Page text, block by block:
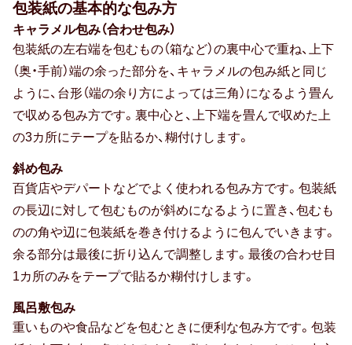
長寿祝い
百寿
卒寿祝い
白寿祝い
古希祝い
喜寿祝い
米寿祝い
厄払い・厄除け
包装紙の基本的な包み方
キャラメル包み（合わせ包み）
包装紙の左右端を包むもの（箱など）の裏中心で重ね、上下
（奥・手前）端の余った部分を、キャラメルの包み紙と同じ
ように、台形（端の余り方によっては三角）になるよう畳ん
で収める包み方です。裏中心と、上下端を畳んで収めた上
の3カ所にテープを貼るか、糊付けします。
斜め包み
百貨店やデパートなどでよく使われる包み方です。包装紙
の長辺に対して包むものが斜めになるように置き、包むも
のの角や辺に包装紙を巻き付けるように包んでいきます。
余る部分は最後に折り込んで調整します。最後の合わせ目
1カ所のみをテープで貼るか糊付けします。
風呂敷包み
重いものや食品などを包むときに便利な包み方です。包装